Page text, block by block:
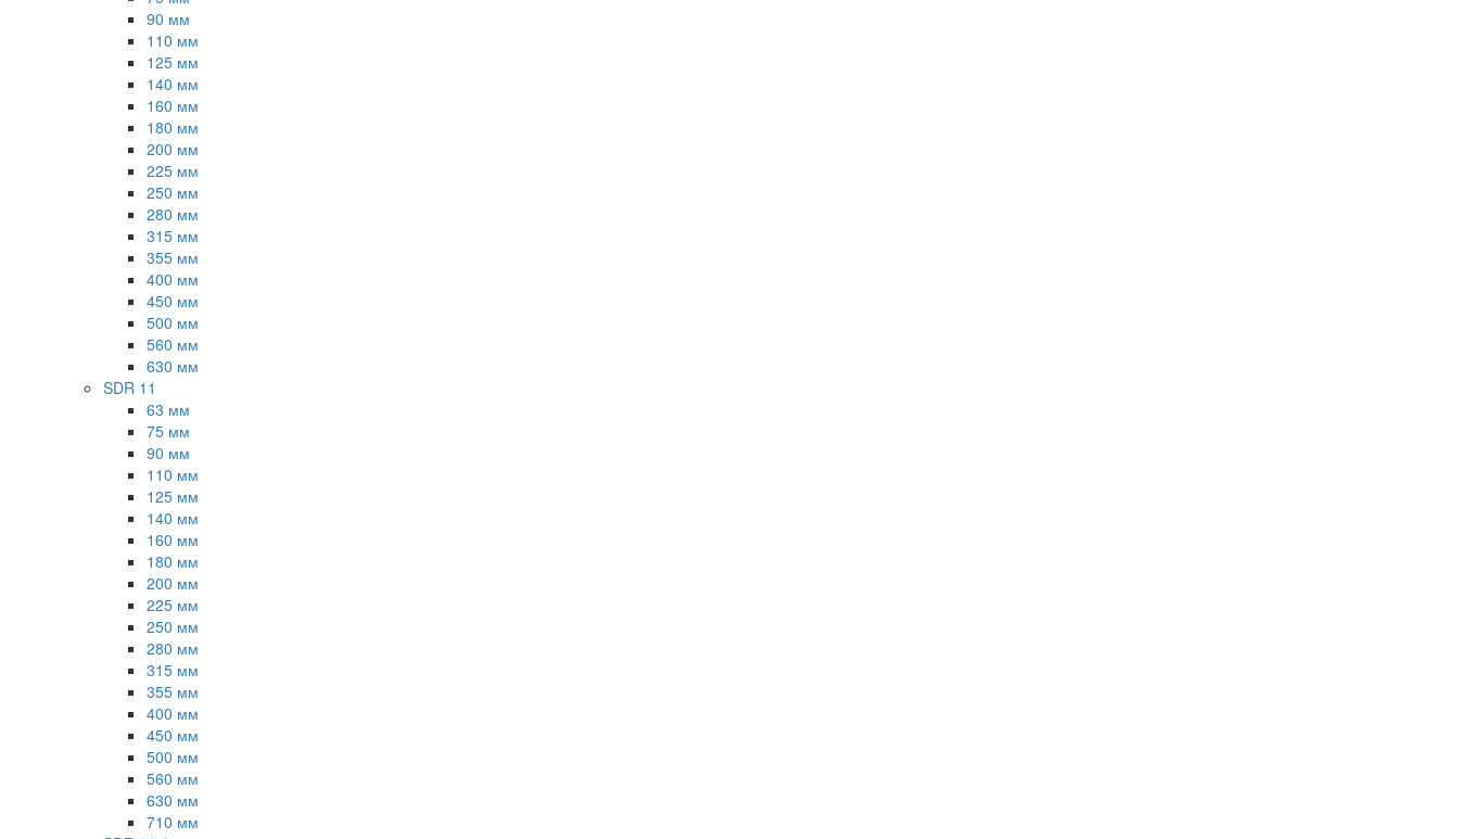
90 мм
110 мм
125 мм
140 мм
160 мм
180 мм
200 мм
225 мм
250 мм
280 мм
315 мм
355 мм
400 мм
450 мм
500 мм
560 мм
630 мм
SDR 11
63 мм
75 мм
90 мм
110 мм
125 мм
140 мм
160 мм
180 мм
200 мм
225 мм
250 мм
280 мм
315 мм
355 мм
400 мм
450 мм
500 мм
560 мм
630 мм
710 мм